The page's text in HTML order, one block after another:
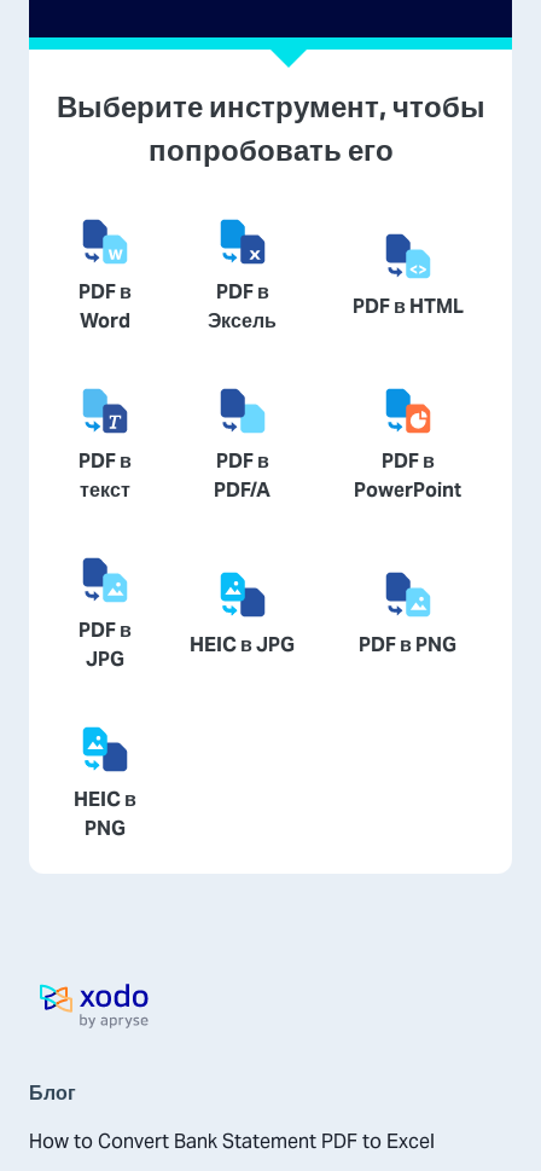
Выберите инструмент, чтобы
попробовать его
PDF в
Word
PDF в
Эксель
PDF в HTML
PDF в
текст
PDF в
PDF/A
PDF в
PowerPoint
PDF в
JPG
HEIC в JPG PDF в PNG
HEIC в
PNG
Домой
Блог
How to Convert Bank Statement PDF to Excel